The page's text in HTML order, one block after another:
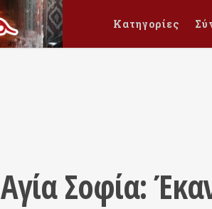
Κατηγορίες
Αγία Σοφία: